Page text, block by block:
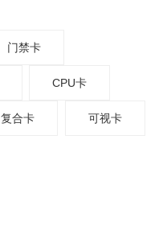
门禁卡
CPU卡
复合卡 可视卡